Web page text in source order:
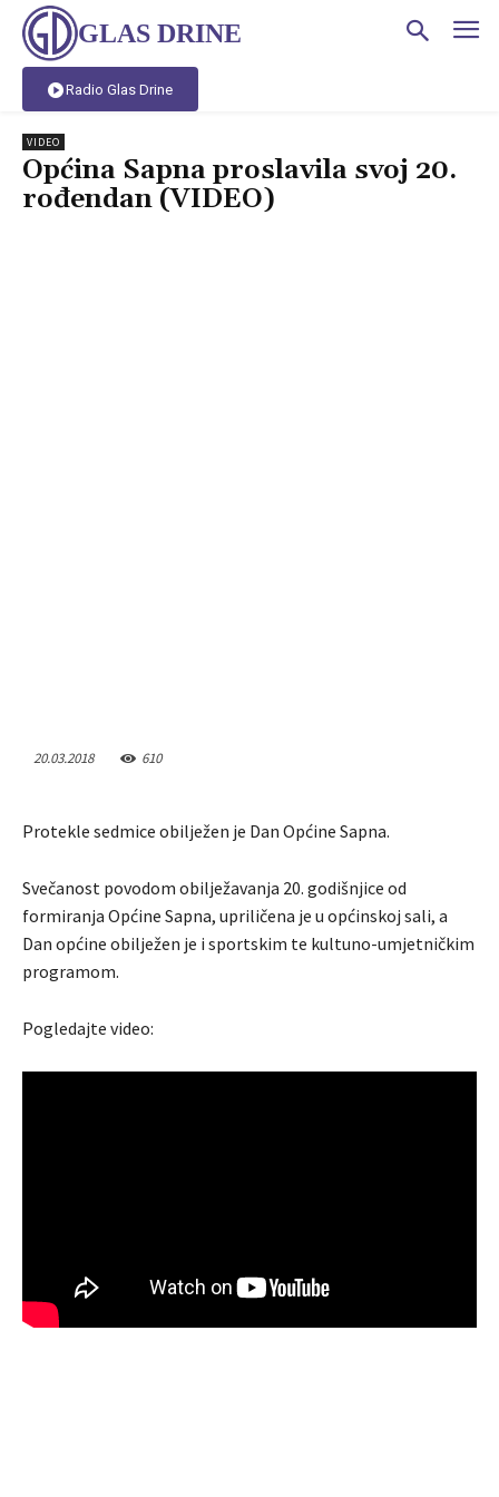
GLAS DRINE
Radio Glas Drine
VIDEO
Općina Sapna proslavila svoj 20.
rođendan (VIDEO)
20.03.2018 610
Protekle sedmice obilježen je Dan Općine Sapna.
Svečanost povodom obilježavanja 20. godišnjice od
formiranja Općine Sapna, upriličena je u općinskoj sali, a
Dan općine obilježen je i sportskim te kultuno-umjetničkim
programom.
Pogledajte video: